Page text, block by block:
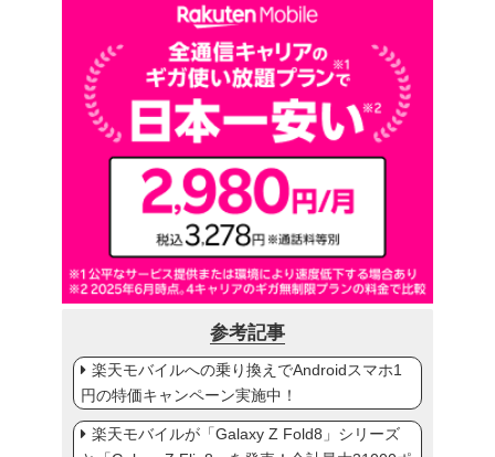
参考記事
楽天モバイルへの乗り換えでAndroidスマホ1
円の特価キャンペーン実施中！
楽天モバイルが「Galaxy Z Fold8」シリーズ